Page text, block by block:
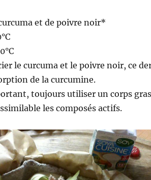
et de poivre noir*
le curcuma et le poivre noir, ce
de la curcumine.
toujours utiliser un corps
les composés actifs.